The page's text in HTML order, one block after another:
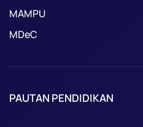
MAMPU
MDeC
PAUTAN PENDIDIKAN